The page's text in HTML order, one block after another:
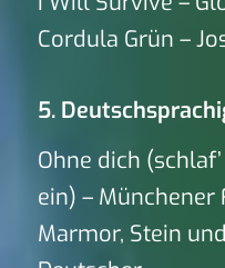
Cordula Grün –
5.
Ohne dich
ein) – Münchener
Marmor, Stein